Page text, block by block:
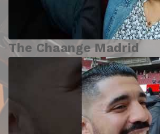
The Chaange Madrid